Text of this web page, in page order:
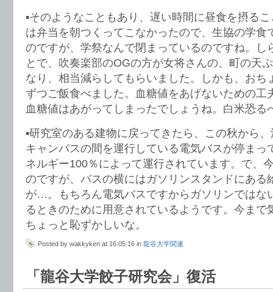
▪️そのようなこともあり、遅い時間に昼食を摂る
は弁当を朝つくってこなかったので、生協の学食
のですが、学祭なんで閉まっているのですね。し
とで、吹奏楽部のOGの方が女将さんの、町の天
なり、相当減らしてもらいました。しかも、おち
ずつご飯食べました。血糖値をあげないための工
血糖値はあがってしまったでしょうね。白米恐る
▪️研究室のある建物に戻ってきたら、この秋から
キャンパスの間を運行している電気バスが停まっ
ネルギー100％によって運行されています。で、
のですが、バスの横にはガソリンスタンドにある
が…。もちろん電気バスですからガソリンではな
るときのために用意されているようです。今まで
ちょっと恥ずかしいな。
Posted by wakkyken at 16:05:16 in 龍谷大学関連
「龍谷大学餃子研究会」復活